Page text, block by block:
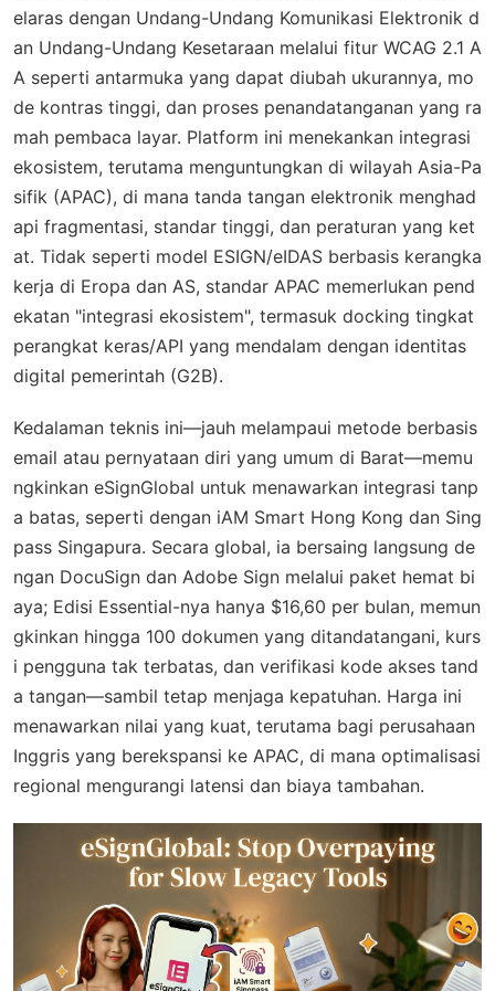
elaras dengan Undang-Undang Komunikasi Elektronik d
an Undang-Undang Kesetaraan melalui fitur WCAG 2.1 A
A seperti antarmuka yang dapat diubah ukurannya, mo
de kontras tinggi, dan proses penandatanganan yang ra
mah pembaca layar. Platform ini menekankan integrasi
ekosistem, terutama menguntungkan di wilayah Asia-Pa
sifik (APAC), di mana tanda tangan elektronik menghad
api fragmentasi, standar tinggi, dan peraturan yang ket
at. Tidak seperti model ESIGN/eIDAS berbasis kerangka
kerja di Eropa dan AS, standar APAC memerlukan pend
ekatan "integrasi ekosistem", termasuk docking tingkat
perangkat keras/API yang mendalam dengan identitas
digital pemerintah (G2B).
Kedalaman teknis ini—jauh melampaui metode berbasis
email atau pernyataan diri yang umum di Barat—memu
ngkinkan eSignGlobal untuk menawarkan integrasi tanp
a batas, seperti dengan iAM Smart Hong Kong dan Sing
pass Singapura. Secara global, ia bersaing langsung de
ngan DocuSign dan Adobe Sign melalui paket hemat bi
aya; Edisi Essential-nya hanya $16,60 per bulan, memun
gkinkan hingga 100 dokumen yang ditandatangani, kurs
i pengguna tak terbatas, dan verifikasi kode akses tand
a tangan—sambil tetap menjaga kepatuhan. Harga ini
menawarkan nilai yang kuat, terutama bagi perusahaan
Inggris yang berekspansi ke APAC, di mana optimalisasi
regional mengurangi latensi dan biaya tambahan.